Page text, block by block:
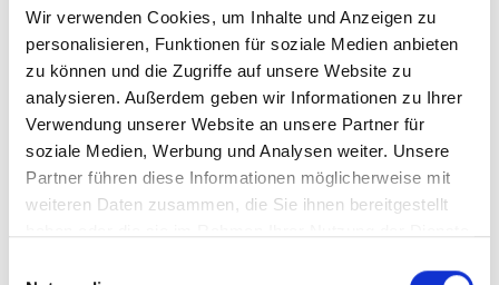
Wir verwenden Cookies, um Inhalte und Anzeigen zu
personalisieren, Funktionen für soziale Medien anbieten
zu können und die Zugriffe auf unsere Website zu
analysieren. Außerdem geben wir Informationen zu Ihrer
Verwendung unserer Website an unsere Partner für
soziale Medien, Werbung und Analysen weiter. Unsere
Partner führen diese Informationen möglicherweise mit
weiteren Daten zusammen, die Sie ihnen bereitgestellt
06.8
SPEZIALITÄTEN
06.9